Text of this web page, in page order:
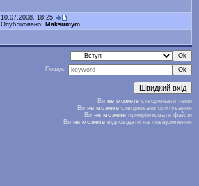
10.07.2008, 18:25
Опубліковано: Maksumym
Пошук:
Ви не можете створювати теми
Ви не можете створювати опитування
Ви не можете прикріплювати файли
Ви не можете відповідати на повідомлення